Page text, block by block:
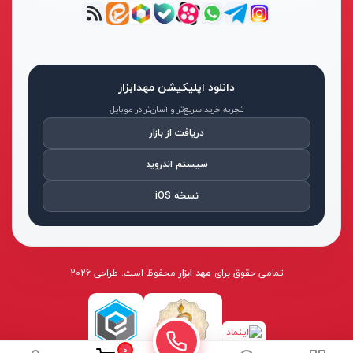
بلوک‌های اندازه‌گیری آسیمتو با استانداردهای بالا تولید شده و در
خرید ابزار دقیق آسیمتو از جمله این بلوک‌ها می‌تواند دقت و کیفیت
کار شما را تضمین کند.
ترازها و زاویه‌سنج‌های آسیمتو برای تنظیم و بررسی دقیق زوایا و
سطوح در پروژه‌های صنعتی و ساختمانی به کار می‌روند. این ابزارها به
دلیل کیفیت و دقت بالا، انتخاب اول متخصصان هستند.
گیج‌های پیچی و فشار آسیمتو برای اندازه گیریدقیق پارامترهای
مختلف در فرآیندهای صنعتی مورد استفاده قرار می‌گیرند. این ابزارها
دانلود اپلیکیشن مهدابزار
تجربه خرید سریع‌تر و آسان‌تر در موبایل
دریافت از بازار
سیستم اندروید
نسخه iOS
تمامی حقوق برای مهد ابزار محفوظ است. طراحی 2026
0